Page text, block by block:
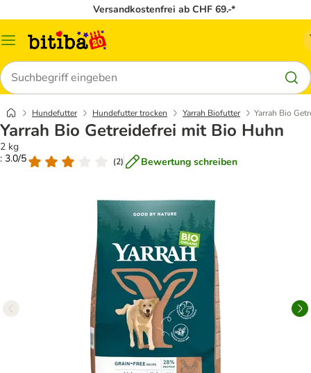
Versandkostenfrei ab CHF 69.-*
Menü
Suchen
Hundefutter Hundefutter trocken Yarrah Biofutter Yarrah Bio
Yarrah Bio Getreidefrei mit Bio Huhn
2 kg
: 3.0/5
(2) Bewertung schreiben